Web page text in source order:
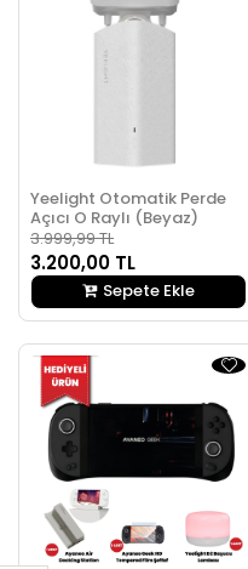
Yeelight Otomatik Perde
Açıcı O Raylı (Beyaz)
3.999,99 TL
3.200,00 TL
Sepete Ekle